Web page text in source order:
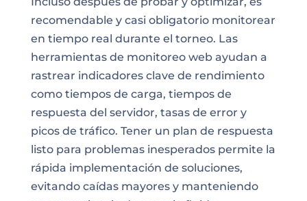
recomendable y casi obligatorio monitorear
en tiempo real durante el torneo. Las
herramientas de monitoreo web ayudan a
rastrear indicadores clave de rendimiento
como tiempos de carga, tiempos de
respuesta del servidor, tasas de error y
picos de tráfico. Tener un plan de respuesta
listo para problemas inesperados permite la
rápida implementación de soluciones,
evitando caídas mayores y manteniendo